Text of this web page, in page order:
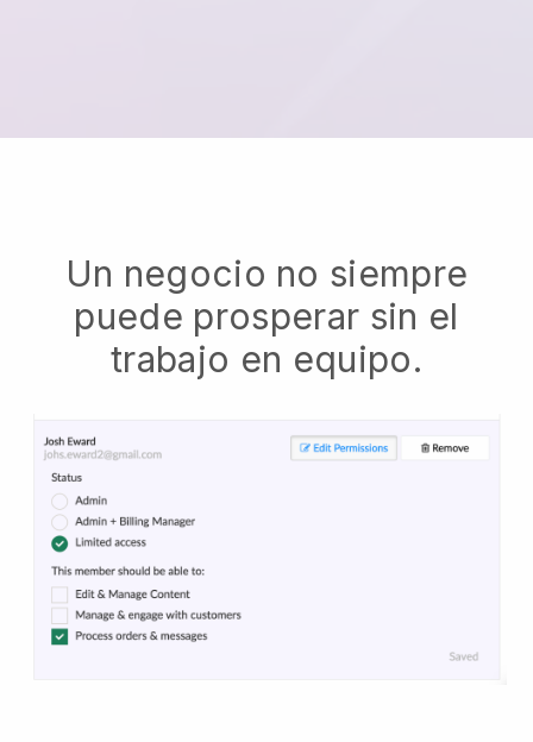
Un negocio no siempre
puede prosperar sin el
trabajo en equipo.